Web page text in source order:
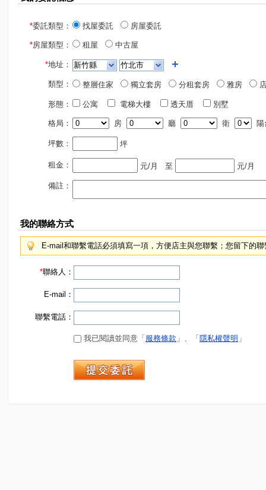
*委託類型： 找屋委託 房屋委託
*房屋類型： 租屋 中古屋
*地址：
類型： 整層住家 獨立套房 分租套房 雅房
形態： 公寓 電梯大樓 透天厝 別墅
格局： 房 廳 衛 陽
坪數： 坪
租金： 元/月 至 元/月
備註：
我的聯絡方式
E-mail和聯繫電話必須填寫一項，方便店主與您聯繫；您留下的
*聯絡人：
E-mail：
聯繫電話：
我已閱讀並同意「 服務條款 」、「 隱私權聲明 」